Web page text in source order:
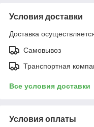
Условия доставки
Доставка
Самовывоз
Транспортная
Все условия доставки
Условия оплаты